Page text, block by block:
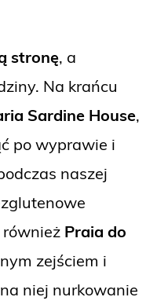
stronę, a
Na krańcu
Sardine House,
po wyprawie i
naszej
Praia do
zejściem i
niej nurkowanie